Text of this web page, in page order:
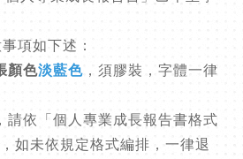
項如下述：
顏色淡藍色 ，須膠裝，字體一律
「個人專業成長報告書格式
如未依規定格式編排，一律退